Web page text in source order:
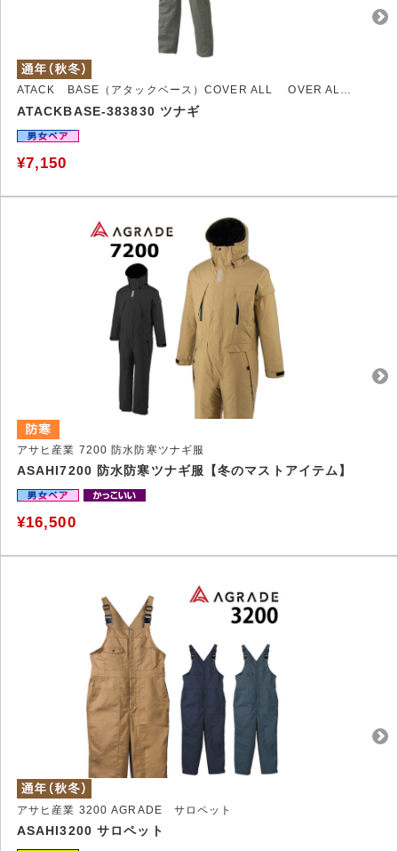
ATACK BASE（アタックベース）COVER ALL OVER ALLシリーズ
ATACKBASE-383830 ツナギ
¥7,150
アサヒ産業 7200 防水防寒ツナギ服
ASAHI7200 防水防寒ツナギ服【冬のマストアイテム】
¥16,500
アサヒ産業 3200 AGRADE サロペット
ASAHI3200 サロペット